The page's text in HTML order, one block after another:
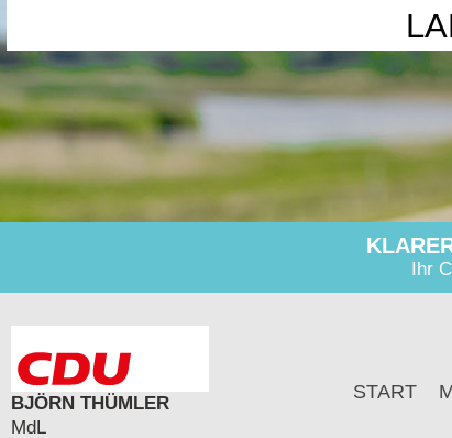
Ihr
BJÖRN THÜMLER
MdL
START